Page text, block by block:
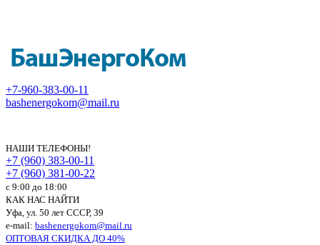
+7-960-383-00-11
bashenergokom@mail.ru
НАШИ ТЕЛЕФОНЫ!
+7 (960) 383-00-11
+7 (960) 381-00-22
c 9:00 до 18:00
КАК НАС НАЙТИ
Уфа, ул. 50 лет СССР, 39
e-mail: bashenergokom@mail.ru
ОПТОВАЯ СКИДКА ДО 40%